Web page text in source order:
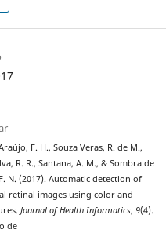
F. H., Souza Veras, R. de M.,
R. R., Santana, A. M., & Sombra de
N. (2017). Automatic detection of
retinal images using color and
Journal of Health Informatics,9(4).
de